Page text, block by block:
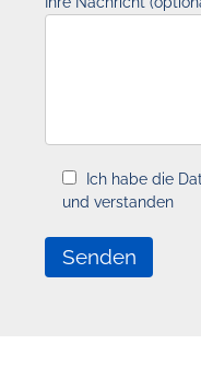
Ich habe die
und verstanden